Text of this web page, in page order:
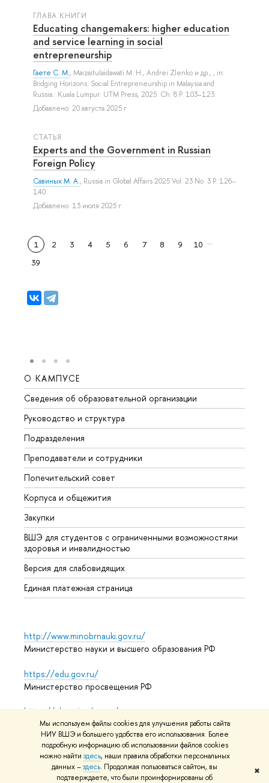
Мы используем файлы cookies для улучшения работы сайта
НИУ ВШЭ и большего удобства его использования. Более
подробную информацию об использовании файлов cookies
можно найти здесь, наши правила обработки персональных
данных –здесь. Продолжая пользоваться сайтом, вы
подтверждаете, что были проинформированы об
✖
ГЛАВА КНИГИ
Educating changemakers: higher education
and service learning in social
entrepreneurship
Гаете С. М., Maizaitulaidawati M. H., Andrei Zlenko и др., , in:
Bridging Horizons: Social Entrepreneurship in Malaysia and
Russia.: Kuala Lumpur: UTM Press, 2025. Ch. 8 P. 103–123.
Добавлено: 20 августа 2025 г.
СТАТЬЯ
Experts and the Government in Russian
Foreign Policy
Савиных М. А., Russia in Global Affairs 2025 Vol. 23 No. 3 P. 126–
140
Добавлено: 13 июля 2025 г.
1 2 3 4 5 6 7 8 9 10 …
39
О КАМПУСЕ
Сведения об образовательной организации
Руководство и структура
Подразделения
Преподаватели и сотрудники
Попечительский совет
Корпуса и общежития
Закупки
ВШЭ для студентов с ограниченными возможностями
здоровья и инвалидностью
Версия для слабовидящих
Единая платежная страница
http://www.minobrnauki.gov.ru/
Министерство науки и высшего образования РФ
https://edu.gov.ru/
Министерство просвещения РФ
https://elearning.hse.ru/mooc
Массовые открытые онлайн-курсы
© НИУ ВШЭ 1993–2026 Адреса и контактыУсловия
использования материаловПолитика конфиденциальности